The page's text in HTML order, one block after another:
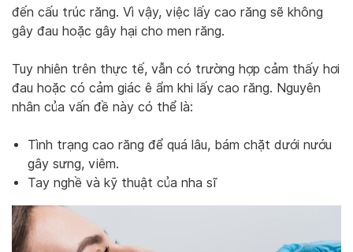
đến cấu trúc răng. Vì vậy, việc lấy cao răng sẽ không
gây đau hoặc gây hại cho men răng.
Tuy nhiên trên thực tế, vẫn có trường hợp cảm thấy hơi
đau hoặc có cảm giác ê ẩm khi lấy cao răng. Nguyên
nhân của vấn đề này có thể là:
Tình trạng cao răng để quá lâu, bám chặt dưới nướu
gây sưng, viêm.
Tay nghề và kỹ thuật của nha sĩ